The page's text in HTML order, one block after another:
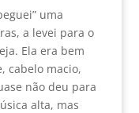
uma
a levei para o
Ela era bem
cabelo macio,
não deu para
alta, mas